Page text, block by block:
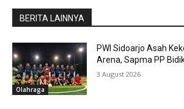
BERITA LAINNYA
Olahraga
PWI Sidoarjo Asah
Arena, Sapma PP
3 August 2026